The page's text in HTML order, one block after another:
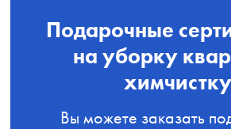
Подарочные
на уборку
химчистку
Вы можете заказать